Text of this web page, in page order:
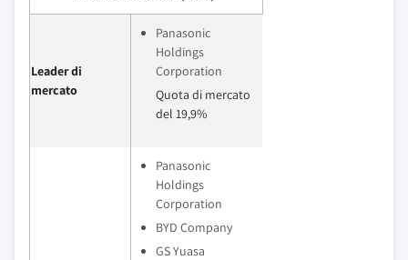
Leader di
mercato
Panasonic
Holdings
Corporation
Quota di mercato
del 19,9%
Panasonic
Holdings
Corporation
BYD Company
GS Yuasa